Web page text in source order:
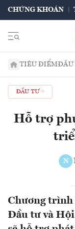
CHỨNG KHOÁN
TIÊU ĐIỂMĐẦU
ĐẦU TƯ
Hỗ trợ
N
Chương trình
Đầu tư và